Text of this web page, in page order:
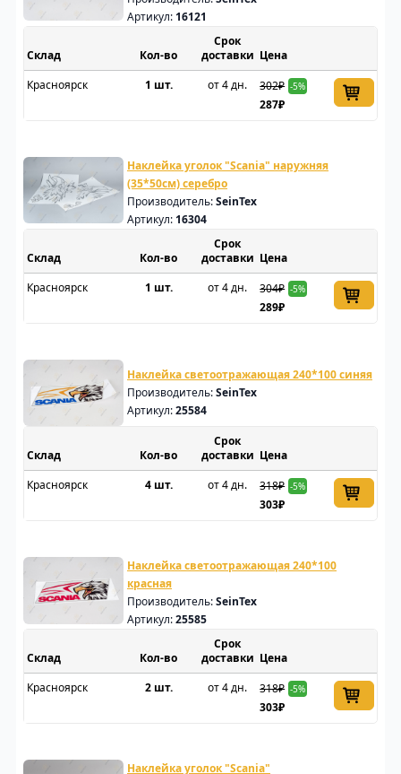
Артикул: 16121
Склад
Срок
доставки Цена
Красноярск
1 шт. от 4 дн. 302₽ -5%
287₽
Наклейка уголок "Scania" наружняя
(35*50см) серебро
Производитель:SeinTex
Артикул: 16304
Склад
Срок
доставки Цена
Красноярск
1 шт. от 4 дн. 304₽ -5%
289₽
Наклейка светоотражающая 240*100 синяя
Производитель:SeinTex
Артикул:25584
Склад
Срок
доставки Цена
Красноярск
4 шт. от 4 дн. 318₽ -5%
303₽
Наклейка светоотражающая 240*100
красная
Производитель:SeinTex
Артикул:25585
Склад
Срок
доставки Цена
Красноярск
2 шт. от 4 дн. 318₽ -5%
303₽
Наклейка уголок "Scania"